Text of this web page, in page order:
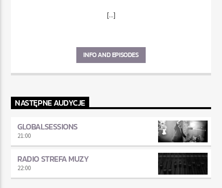
[...]
INFO AND EPISODES
NASTĘPNE AUDYCJE
GLOBALSESSIONS
21:00
RADIO STREFA MUZY
22:00